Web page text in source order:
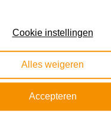
zijn Tiffany-voorwerpen
speciale gelegenheden.
jubileum of
elegant en betekenisvol
Cookie instellingen
Alles weigeren
Accepteren